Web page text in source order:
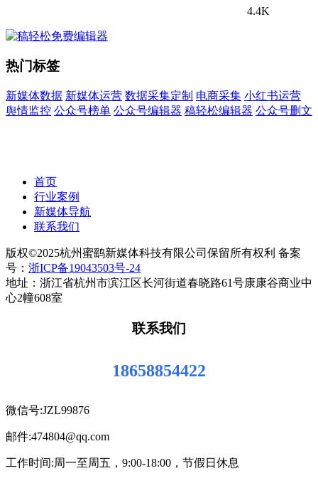
4.4K
热门标签
新媒体数据 新媒体运营 数据采集定制 电商采集 小红书运营
舆情监控 公众号榜单 公众号编辑器 稿轻松编辑器 公众号删文
首页
行业案例
新媒体导航
联系我们
版权©2025杭州蜜鹞新媒体科技有限公司保留所有权利 备案
号： 浙ICP备19043503号-24
地址：浙江省杭州市滨江区长河街道春晓路61号康康谷商业中
心2幢608室
联系我们
18658854422
微信号:JZL99876
邮件:474804@qq.com
工作时间:周一至周五，9:00-18:00，节假日休息